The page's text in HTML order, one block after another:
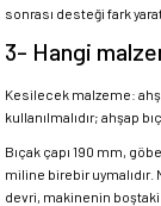
sonrası desteği fark
3- Hangi
Kesilecek malzeme:
kullanılmalıdır; ahşap
Bıçak çapı 190 mm,
miline birebir uymalıdır.
devri, makinenin boştaki